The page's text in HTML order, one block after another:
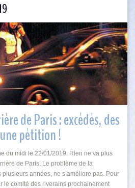
de Paris : excédés, des
pétition !
du midi le 22/01/2019. Rien ne va plus
de Paris. Le problème de la
années, ne s’améliore pas. Pour
le comité des riverains prochainement